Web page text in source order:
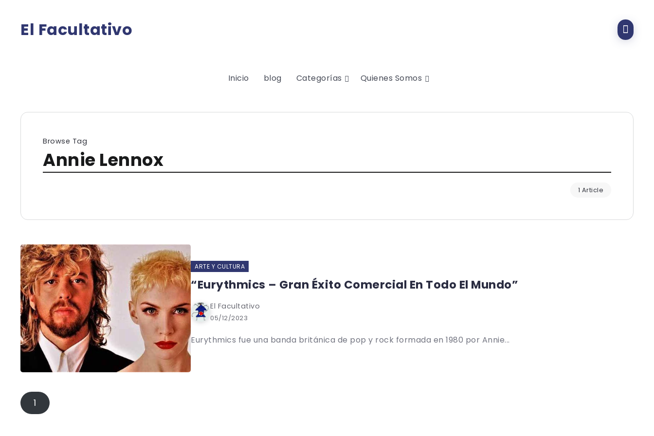
El Facultativo
Inicio blog Categorías Quienes Somos
Browse Tag
Annie Lennox
1 Article
ARTE Y CULTURA
“Eurythmics – Gran Éxito Comercial En Todo El Mundo”
El Facultativo
05/12/2023
Eurythmics fue una banda británica de pop y rock formada en 1980 por Annie...
1